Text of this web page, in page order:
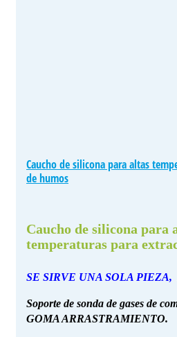
Caucho de silicona para altas
de humos
Caucho de silicona para
temperaturas para
SE SIRVE UNA SOLA
Soporte de sonda de gases de
GOMA ARRASTRAMIENTO.